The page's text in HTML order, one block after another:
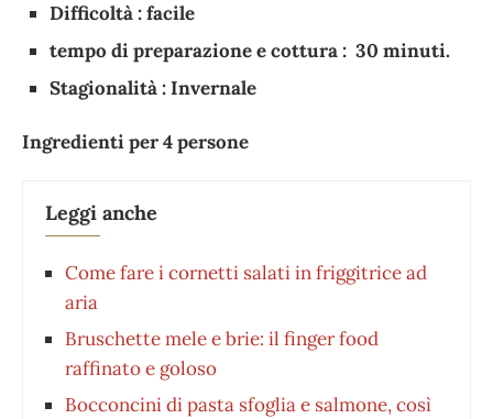
Difficoltà : facile
tempo di preparazione e cottura : 30 minuti.
Stagionalità : Invernale
Ingredienti per 4 persone
Leggi anche
Come fare i cornetti salati in friggitrice ad
aria
Bruschette mele e brie: il finger food
raffinato e goloso
Bocconcini di pasta sfoglia e salmone, così